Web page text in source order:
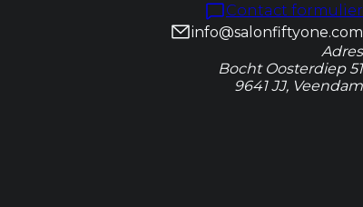
Contact formulier
info@salonfiftyone.com
Adres
Bocht Oosterdiep 51
9641 JJ, Veendam